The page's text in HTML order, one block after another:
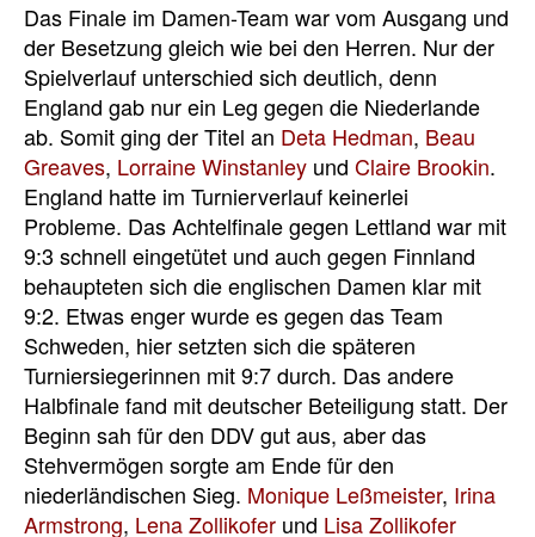
Das Finale im Damen-Team war vom Ausgang und
der Besetzung gleich wie bei den Herren. Nur der
Spielverlauf unterschied sich deutlich, denn
England gab nur ein Leg gegen die Niederlande
ab. Somit ging der Titel an Deta Hedman, Beau
Greaves, Lorraine Winstanley und Claire Brookin.
England hatte im Turnierverlauf keinerlei
Probleme. Das Achtelfinale gegen Lettland war mit
9:3 schnell eingetütet und auch gegen Finnland
behaupteten sich die englischen Damen klar mit
9:2. Etwas enger wurde es gegen das Team
Schweden, hier setzten sich die späteren
Turniersiegerinnen mit 9:7 durch. Das andere
Halbfinale fand mit deutscher Beteiligung statt. Der
Beginn sah für den DDV gut aus, aber das
Stehvermögen sorgte am Ende für den
niederländischen Sieg. Monique Leßmeister, Irina
Armstrong, Lena Zollikofer und Lisa Zollikofer